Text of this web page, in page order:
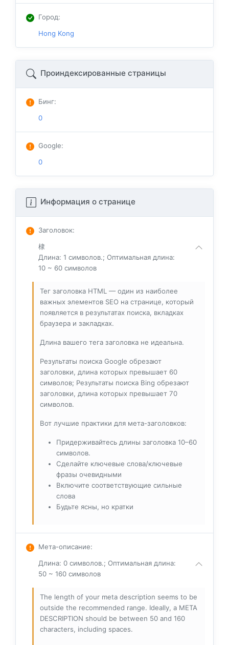
Город:
Hong Kong
Проиндексированные страницы
Бинг:
0
Google:
0
Информация о странице
Заголовок:
棣
Длина: 1 символов.; Оптимальная длина:
10 ~ 60 символов
Тег заголовка HTML — один из наиболее
важных элементов SEO на странице, который
появляется в результатах поиска, вкладках
браузера и закладках.
Длина вашего тега заголовка не идеальна.
Результаты поиска Google обрезают
заголовки, длина которых превышает 60
символов; Результаты поиска Bing обрезают
заголовки, длина которых превышает 70
символов.
Вот лучшие практики для мета-заголовков:
Придерживайтесь длины заголовка 10–60
символов.
Сделайте ключевые слова/ключевые
фразы очевидными
Включите соответствующие сильные
слова
Будьте ясны, но кратки
Мета-описание:
Длина: 0 символов.; Оптимальная длина:
50 ~ 160 символов
The length of your meta description seems to be
outside the recommended range. Ideally, a META
DESCRIPTION should be between 50 and 160
characters, including spaces.